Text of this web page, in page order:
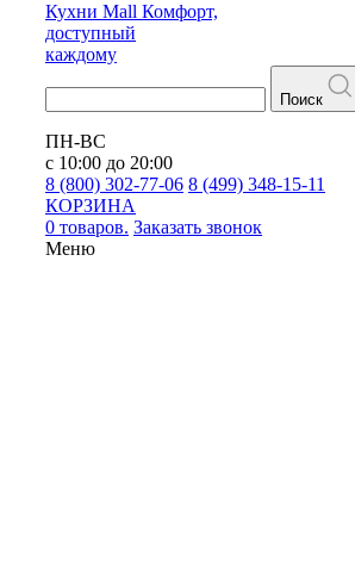
Кухни Mall Комфорт,
доступный
каждому
Поиск
ПН-ВС
с 10:00 до 20:00
8 (800) 302-77-06 8 (499) 348-15-11
КОРЗИНА
0 товаров. Заказать звонок
Меню